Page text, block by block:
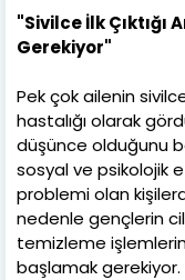
"Sivilce İlk
Gerekiyor"
Pek çok ailenin
hastalığı olarak
düşünce olduğunu
sosyal ve psikolojik
problemi olan
nedenle gençlerin
temizleme
başlamak gerekiyor.